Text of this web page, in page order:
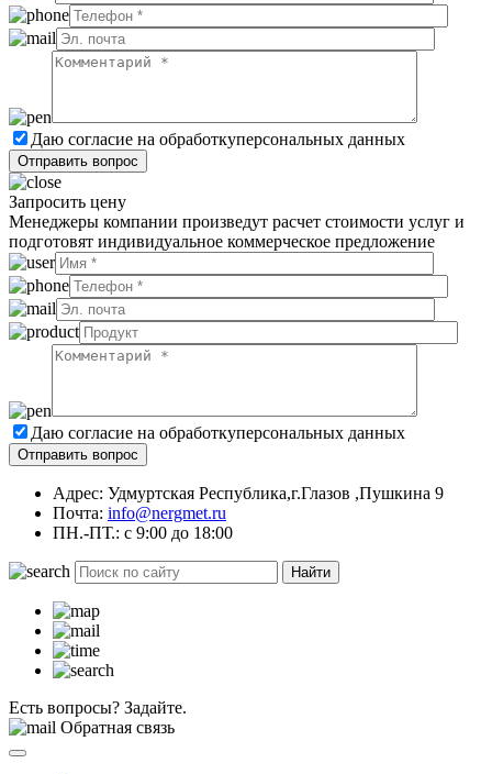
Даю согласие на обработкуперсональных данных
Запросить цену
Менеджеры компании произведут расчет стоимости услуг и
подготовят индивидуальное коммерческое предложение
Даю согласие на обработкуперсональных данных
Адрес: Удмуртская Республика,г.Глазов ,Пушкина 9
Почта: info@nergmet.ru
ПН.-ПТ.: с 9:00 до 18:00
Найти
Есть вопросы? Задайте.
Обратная связь